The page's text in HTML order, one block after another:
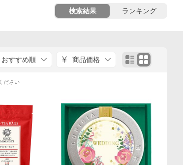
検索結果 ランキング
おすすめ順 商品価格
ださい